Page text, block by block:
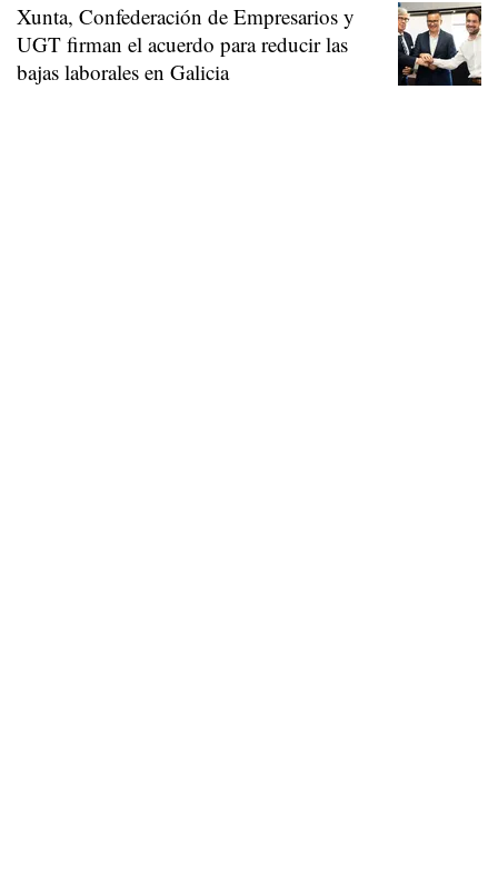
Xunta, Confederación de Empresarios y
UGT firman el acuerdo para reducir las
bajas laborales en Galicia